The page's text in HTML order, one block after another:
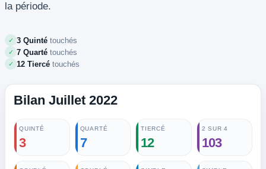
la période.
✓ 3 Quinté touchés
✓ 7 Quarté touchés
✓ 12 Tiercé touchés
Bilan Juillet 2022
QUINTÉ
3
QUARTÉ
7
TIERCÉ
12
2 SUR 4
103